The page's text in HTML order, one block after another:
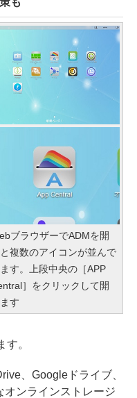
ブラウザーでADMを開
と複数のアイコンが並んで
す。上段中央の［APP
］をクリックして開
す
。
、Googleドライブ、
オンラインストレージ